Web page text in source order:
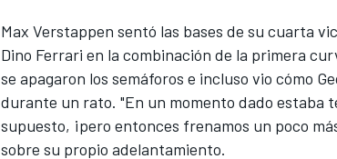
Max Verstappen sentó las bases de su cuarta
Dino Ferrari en la combinación de la primera
se apagaron los semáforos e incluso vio cómo
durante un rato. "En un momento dado estaba
supuesto, ¡pero entonces frenamos un poco
sobre su propio adelantamiento.